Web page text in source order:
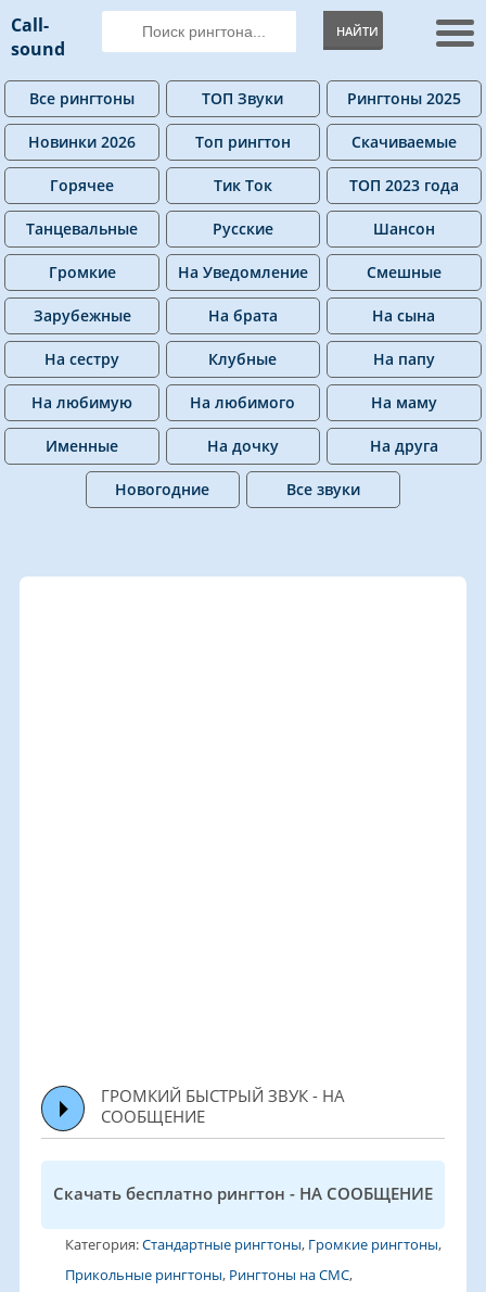
Call-
sound
НАЙТИ
Все рингтоны ТОП Звуки Рингтоны 2025
Новинки 2026 Топ рингтон Скачиваемые
Горячее Тик Ток ТОП 2023 года
Танцевальные Русские Шансон
Громкие На Уведомление Смешные
Зарубежные На брата На сына
На сестру Клубные На папу
На любимую На любимого На маму
Именные На дочку На друга
Новогодние Все звуки
ГРОМКИЙ БЫСТРЫЙ ЗВУК - НА
СООБЩЕНИЕ
Скачать бесплатно рингтон - НА СООБЩЕНИЕ
Категория:Стандартные рингтоны, Громкие рингтоны,
Прикольные рингтоны, Рингтоны на СМС,